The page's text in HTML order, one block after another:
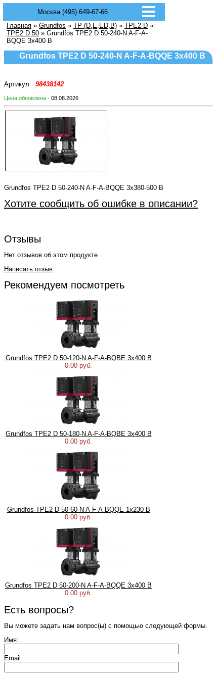
Москва (495) 649-67-66
Главная » Grundfos » TP (D,E,ED,B) » TPE2 D »
TPE2 D 50 » Grundfos TPE2 D 50-240-N A-F-A-
BQQE 3x400 В
Grundfos TPE2 D 50-240-N A-F-A-BQQE 3x400 В
Артикул: 98438142
Цена обновлена - 08.08.2026
Grundfos TPE2 D 50-240-N A-F-A-BQQE 3x380-500 В
Хотите сообщить об ошибке в описании?
Отзывы
Нет отзывов об этом продукте
Написать отзыв
Рекомендуем посмотреть
Grundfos TPE2 D 50-120-N A-F-A-BQBE 3x400 В
0.00 руб.
Grundfos TPE2 D 50-180-N A-F-A-BQBE 3x400 В
0.00 руб.
Grundfos TPE2 D 50-60-N A-F-A-BQQE 1x230 В
0.00 руб.
Grundfos TPE2 D 50-200-N A-F-A-BQQE 3x400 В
0.00 руб.
Есть вопросы?
Вы можете задать нам вопрос(ы) с помощью следующей формы.
Имя:
Email